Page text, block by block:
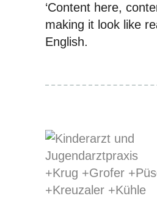
‘Content here,
making it look like
English.